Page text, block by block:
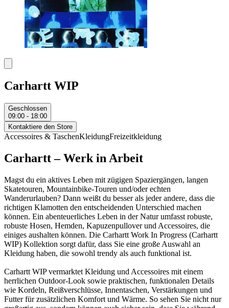
Carhartt WIP
Geschlossen
09:00 - 18:00
Kontaktiere den Store
Accessoires & TaschenKleidungFreizeitkleidung
Carhartt – Werk in Arbeit
Magst du ein aktives Leben mit zügigen Spaziergängen, langen
Skatetouren, Mountainbike-Touren und/oder echten
Wanderurlauben? Dann weißt du besser als jeder andere, dass die
richtigen Klamotten den entscheidenden Unterschied machen
können. Ein abenteuerliches Leben in der Natur umfasst robuste,
robuste Hosen, Hemden, Kapuzenpullover und Accessoires, die
einiges aushalten können. Die Carhartt Work In Progress (Carhartt
WIP) Kollektion sorgt dafür, dass Sie eine große Auswahl an
Kleidung haben, die sowohl trendy als auch funktional ist.
Carhartt WIP vermarktet Kleidung und Accessoires mit einem
herrlichen Outdoor-Look sowie praktischen, funktionalen Details
wie Kordeln, Reißverschlüsse, Innentaschen, Verstärkungen und
Futter für zusätzlichen Komfort und Wärme. So sehen Sie nicht nur